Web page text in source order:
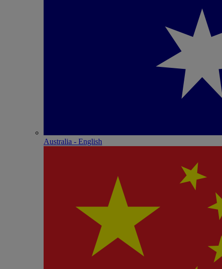
Australia - English